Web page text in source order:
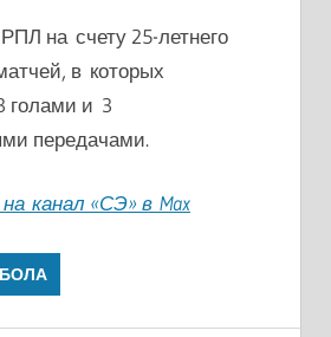
на счету 25-летнего
в которых
голами и 3
передачами.
канал «СЭ» в Max